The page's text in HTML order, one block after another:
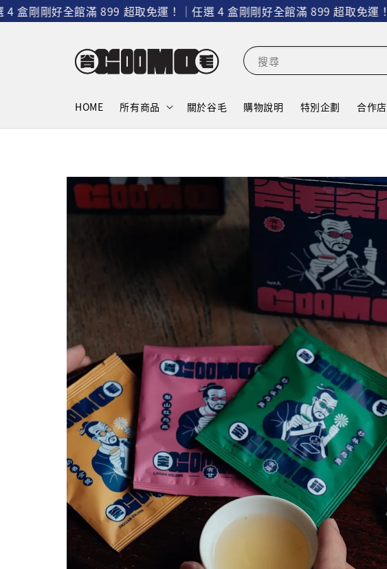
好全館滿 899 超取免運！｜任選 4 盒剛剛好全館滿 899 超取免運！｜任選
搜尋
HOME 所有商品 關於谷毛 購物說明 特別企劃 合作